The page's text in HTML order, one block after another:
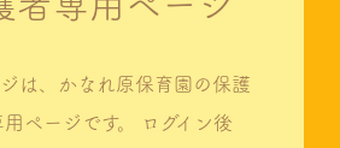
は、かなれ原保育園の保護
ページです。
ログイン後